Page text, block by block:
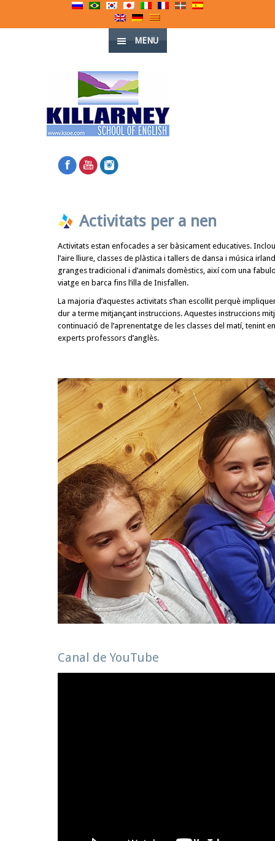
MENU
Activitats per a nen
Activitats estan enfocades a ser bàsicament educatives.
l’aire lliure, classes de plàstica i tallers de dansa i música
granges tradicional i d’animals domèstics, així com una
viatge en barca fins l’illa de Inisfallen.
La majoria d’aquestes activitats s’han escollit perquè
dur a terme mitjançant instruccions. Aquestes instruccions
continuació de l’aprenentatge de les classes del matí, tenint
experts professors d’anglès.
Canal de YouTube